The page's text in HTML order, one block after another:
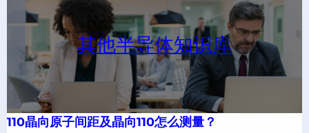
其他半导体知识库
110晶向原子间距及晶向110怎么测量？